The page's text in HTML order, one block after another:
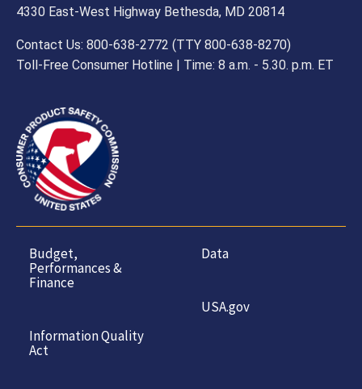
4330 East-West Highway Bethesda, MD 20814
Contact Us: 800-638-2772 (TTY 800-638-8270)
Toll-Free Consumer Hotline | Time: 8 a.m. - 5.30. p.m. ET
Budget,
Performances &
Finance
Information Quality
Act
Data
USA.gov